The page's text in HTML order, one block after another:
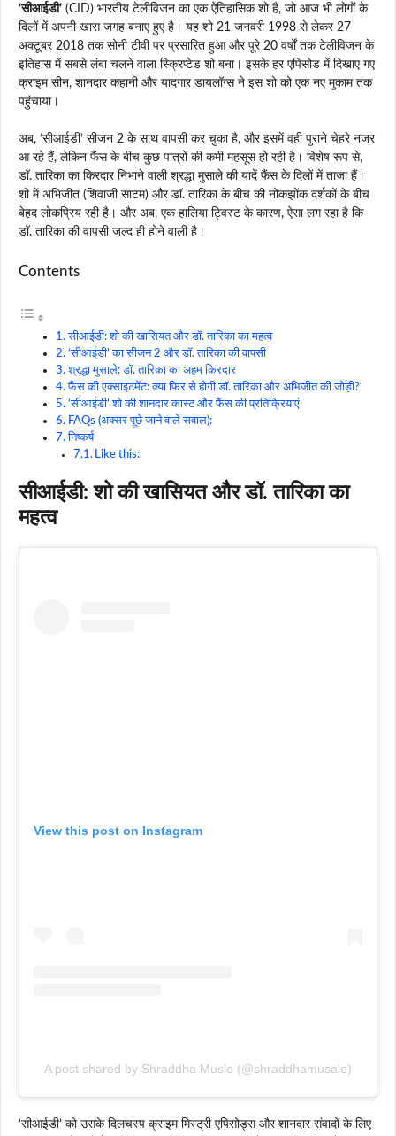
‘सीआईडी’ (CID) भारतीय टेलीविजन का एक ऐतिहासिक शो है, जो आज भी लोगों के
दिलों में अपनी खास जगह बनाए हुए है। यह शो 21 जनवरी 1998 से लेकर 27
अक्टूबर 2018 तक सोनी टीवी पर प्रसारित हुआ और पूरे 20 वर्षों तक टेलीविजन के
इतिहास में सबसे लंबा चलने वाला स्क्रिप्टेड शो बना। इसके हर एपिसोड में दिखाए गए
क्राइम सीन, शानदार कहानी और यादगार डायलॉग्स ने इस शो को एक नए मुकाम तक
पहुंचाया।
अब, ‘सीआईडी’ सीजन 2 के साथ वापसी कर चुका है, और इसमें वही पुराने चेहरे नजर
आ रहे हैं, लेकिन फैंस के बीच कुछ पात्रों की कमी महसूस हो रही है। विशेष रूप से,
डॉ. तारिका का किरदार निभाने वाली श्रद्धा मुसाले की यादें फैंस के दिलों में ताजा हैं।
शो में अभिजीत (शिवाजी साटम) और डॉ. तारिका के बीच की नोकझोंक दर्शकों के बीच
बेहद लोकप्रिय रही है। और अब, एक हालिया ट्विस्ट के कारण, ऐसा लग रहा है कि
डॉ. तारिका की वापसी जल्द ही होने वाली है।
Contents
सीआईडी: शो की खासियत और डॉ. तारिका का महत्व
‘सीआईडी’ का सीजन 2 और डॉ. तारिका की वापसी
श्रद्धा मुसाले: डॉ. तारिका का अहम किरदार
फैंस की एक्साइटमेंट: क्या फिर से होगी डॉ. तारिका और अभिजीत की जोड़ी?
‘सीआईडी’ शो की शानदार कास्ट और फैंस की प्रतिक्रियाएं
FAQs (अक्सर पूछे जाने वाले सवाल):
निष्कर्ष
Like this:
सीआईडी: शो की खासियत और डॉ. तारिका का
महत्व
View this post on Instagram
A post shared by Shraddha Musle (@shraddhamusale)
‘सीआईडी’ को उसके दिलचस्प क्राइम मिस्ट्री एपिसोड्स और शानदार संवादों के लिए